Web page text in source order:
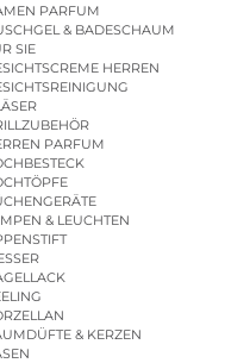
PARFUM
& BADESCHAUM
SIE
HERREN
PARFUM
& LEUCHTEN
& KERZEN